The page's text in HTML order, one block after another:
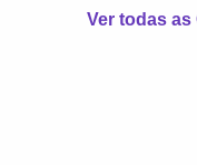
Ver todas